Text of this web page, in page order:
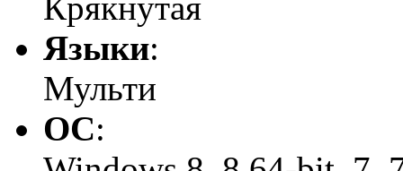
Языки:
Мульти
ОС: